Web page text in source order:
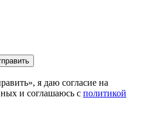
я даю согласие на
и соглашаюсь с политикой